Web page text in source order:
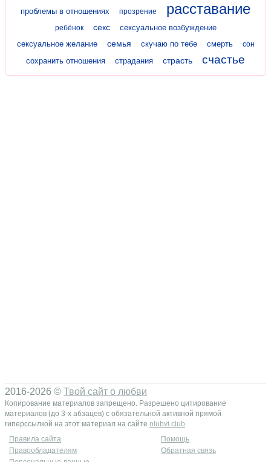
проблемы в отношениях прозрение расставание
ребёнок секс
сексуальное возбуждение
сексуальное желание
семья скучаю по тебе смерть сон
сохранить отношения страдания страсть счастье
2016-2026 © Твой сайт о любви
Копирование материалов запрещено. Разрешено цитирование
материалов (до 3-х абзацев) с обязательной активной прямой
гиперссылкой на этот материал на сайте olubvi.club
Правила сайта
Помощь
Правообладателям
Обратная связь